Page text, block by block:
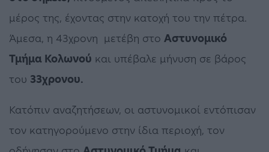
μέρος της, έχοντας στην κατοχή του την πέτρα.
Άμεσα, η 43χρονη μετέβη στο Αστυνομικό
Τμήμα Κολωνού και υπέβαλε μήνυση σε βάρος
του 33χρονου.
Κατόπιν αναζητήσεων, οι αστυνομικοί εντόπισαν
τον κατηγορούμενο στην ίδια περιοχή, τον